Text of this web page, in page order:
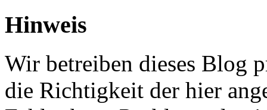
Hinweis
Wir betreiben dieses Blog
die Richtigkeit der hier